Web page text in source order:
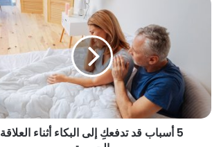
5 أسباب قد تدفعكِ إلى البكاء أثناء العلاقة